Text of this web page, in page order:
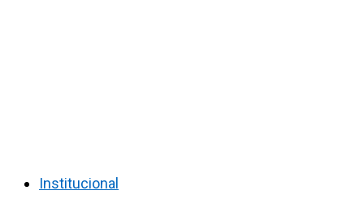
Institucional